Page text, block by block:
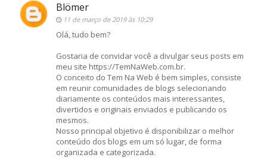
Blömer
11 de março de 2019 às 10:29
Olá, tudo bem?
Gostaria de convidar você a divulgar seus posts em
meu site https://TemNaWeb.com.br.
O conceito do Tem Na Web é bem simples, consiste
em reunir comunidades de blogs selecionando
diariamente os conteúdos mais interessantes,
divertidos e originais enviados e publicando os
mesmos.
Nosso principal objetivo é disponibilizar o melhor
conteúdo dos blogs em um só lugar, de forma
organizada e categorizada.